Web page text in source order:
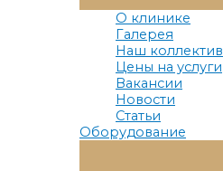
О клинике
Галерея
Наш коллектив
Цены на услуги
Вакансии
Новости
Статьи
Оборудование